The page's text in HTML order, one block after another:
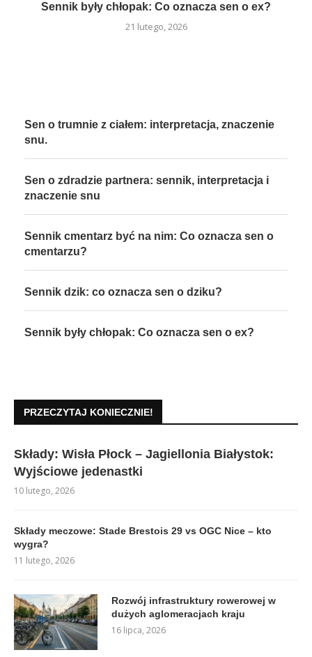
Sennik były chłopak: Co oznacza sen o ex?
21 lutego, 2026
Sen o trumnie z ciałem: interpretacja, znaczenie
snu.
Sen o zdradzie partnera: sennik, interpretacja i
znaczenie snu
Sennik cmentarz być na nim: Co oznacza sen o
cmentarzu?
Sennik dzik: co oznacza sen o dziku?
Sennik były chłopak: Co oznacza sen o ex?
PRZECZYTAJ KONIECZNIE!
Składy: Wisła Płock – Jagiellonia Białystok:
Wyjściowe jedenastki
10 lutego, 2026
Składy meczowe: Stade Brestois 29 vs OGC Nice – kto
wygra?
11 lutego, 2026
Rozwój infrastruktury rowerowej w
dużych aglomeracjach kraju
16 lipca, 2026